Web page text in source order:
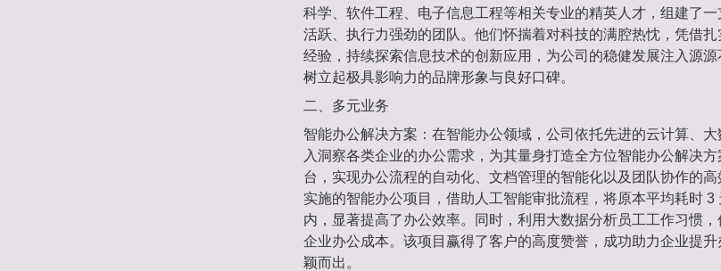
科学、软件工程、电子信息工程等相关专业的精英人才，组建了
活跃、执行力强劲的团队。他们怀揣着对科技的满腔热忱，凭借
经验，持续探索信息技术的创新应用，为公司的稳健发展注入源
树立起极具影响力的品牌形象与良好口碑。
二、多元业务
智能办公解决方案：在智能办公领域，公司依托先进的云计算、
入洞察各类企业的办公需求，为其量身打造全方位智能办公解决
台，实现办公流程的自动化、文档管理的智能化以及团队协作的
实施的智能办公项目，借助人工智能审批流程，将原本平均耗时 3
内，显著提高了办公效率。同时，利用大数据分析员工工作习惯
企业办公成本。该项目赢得了客户的高度赞誉，成功助力企业提
颖而出。